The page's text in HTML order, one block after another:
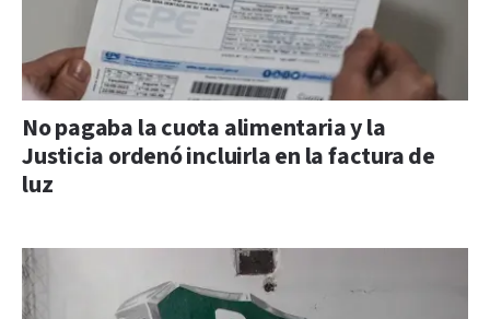
No pagaba la cuota alimentaria y la
Justicia ordenó incluirla en la factura de
luz